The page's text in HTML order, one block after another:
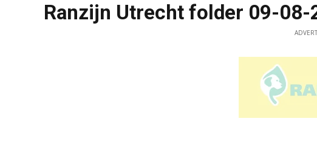
Ranzijn Utrecht folder 09-08-